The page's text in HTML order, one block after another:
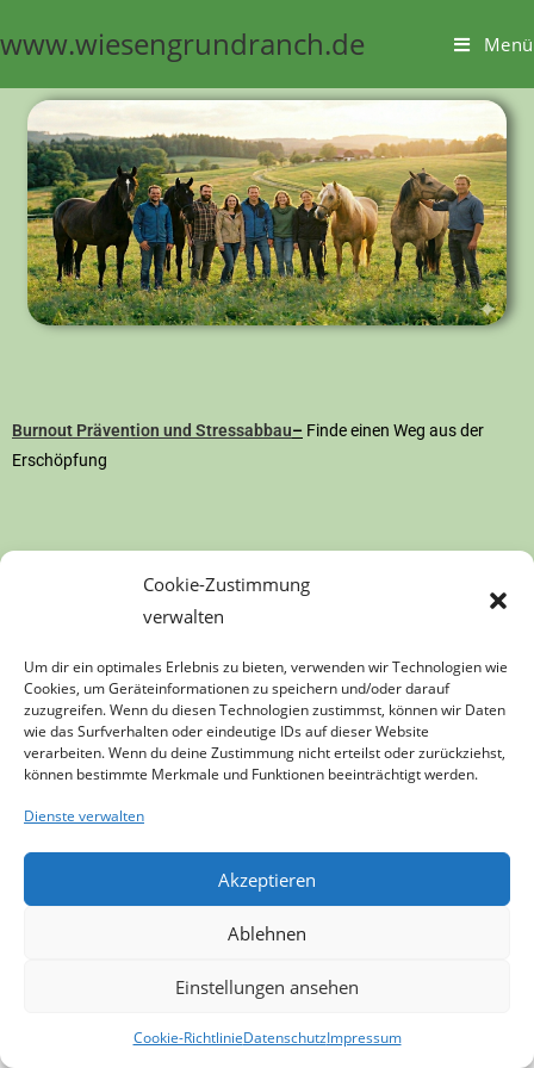
Cookie-Zustimmung
verwalten
Um dir ein optimales Erlebnis zu bieten, verwenden wir Technologien wie
Cookies, um Geräteinformationen zu speichern und/oder darauf
zuzugreifen. Wenn du diesen Technologien zustimmst, können wir Daten
wie das Surfverhalten oder eindeutige IDs auf dieser Website
verarbeiten. Wenn du deine Zustimmung nicht erteilst oder zurückziehst,
können bestimmte Merkmale und Funktionen beeinträchtigt werden.
Dienste verwalten
Akzeptieren
Ablehnen
Einstellungen ansehen
Cookie-RichtlinieDatenschutzImpressum
www.wiesengrundranch.de Menü
Burnout Prävention und Stressabbau– Finde einen Weg aus der
Erschöpfung